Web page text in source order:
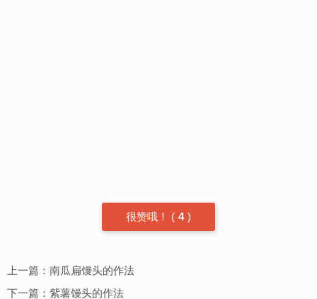
很赞哦！ ( 4 )
上一篇： 南瓜扁馒头的作法
下一篇： 紫薯馒头的作法